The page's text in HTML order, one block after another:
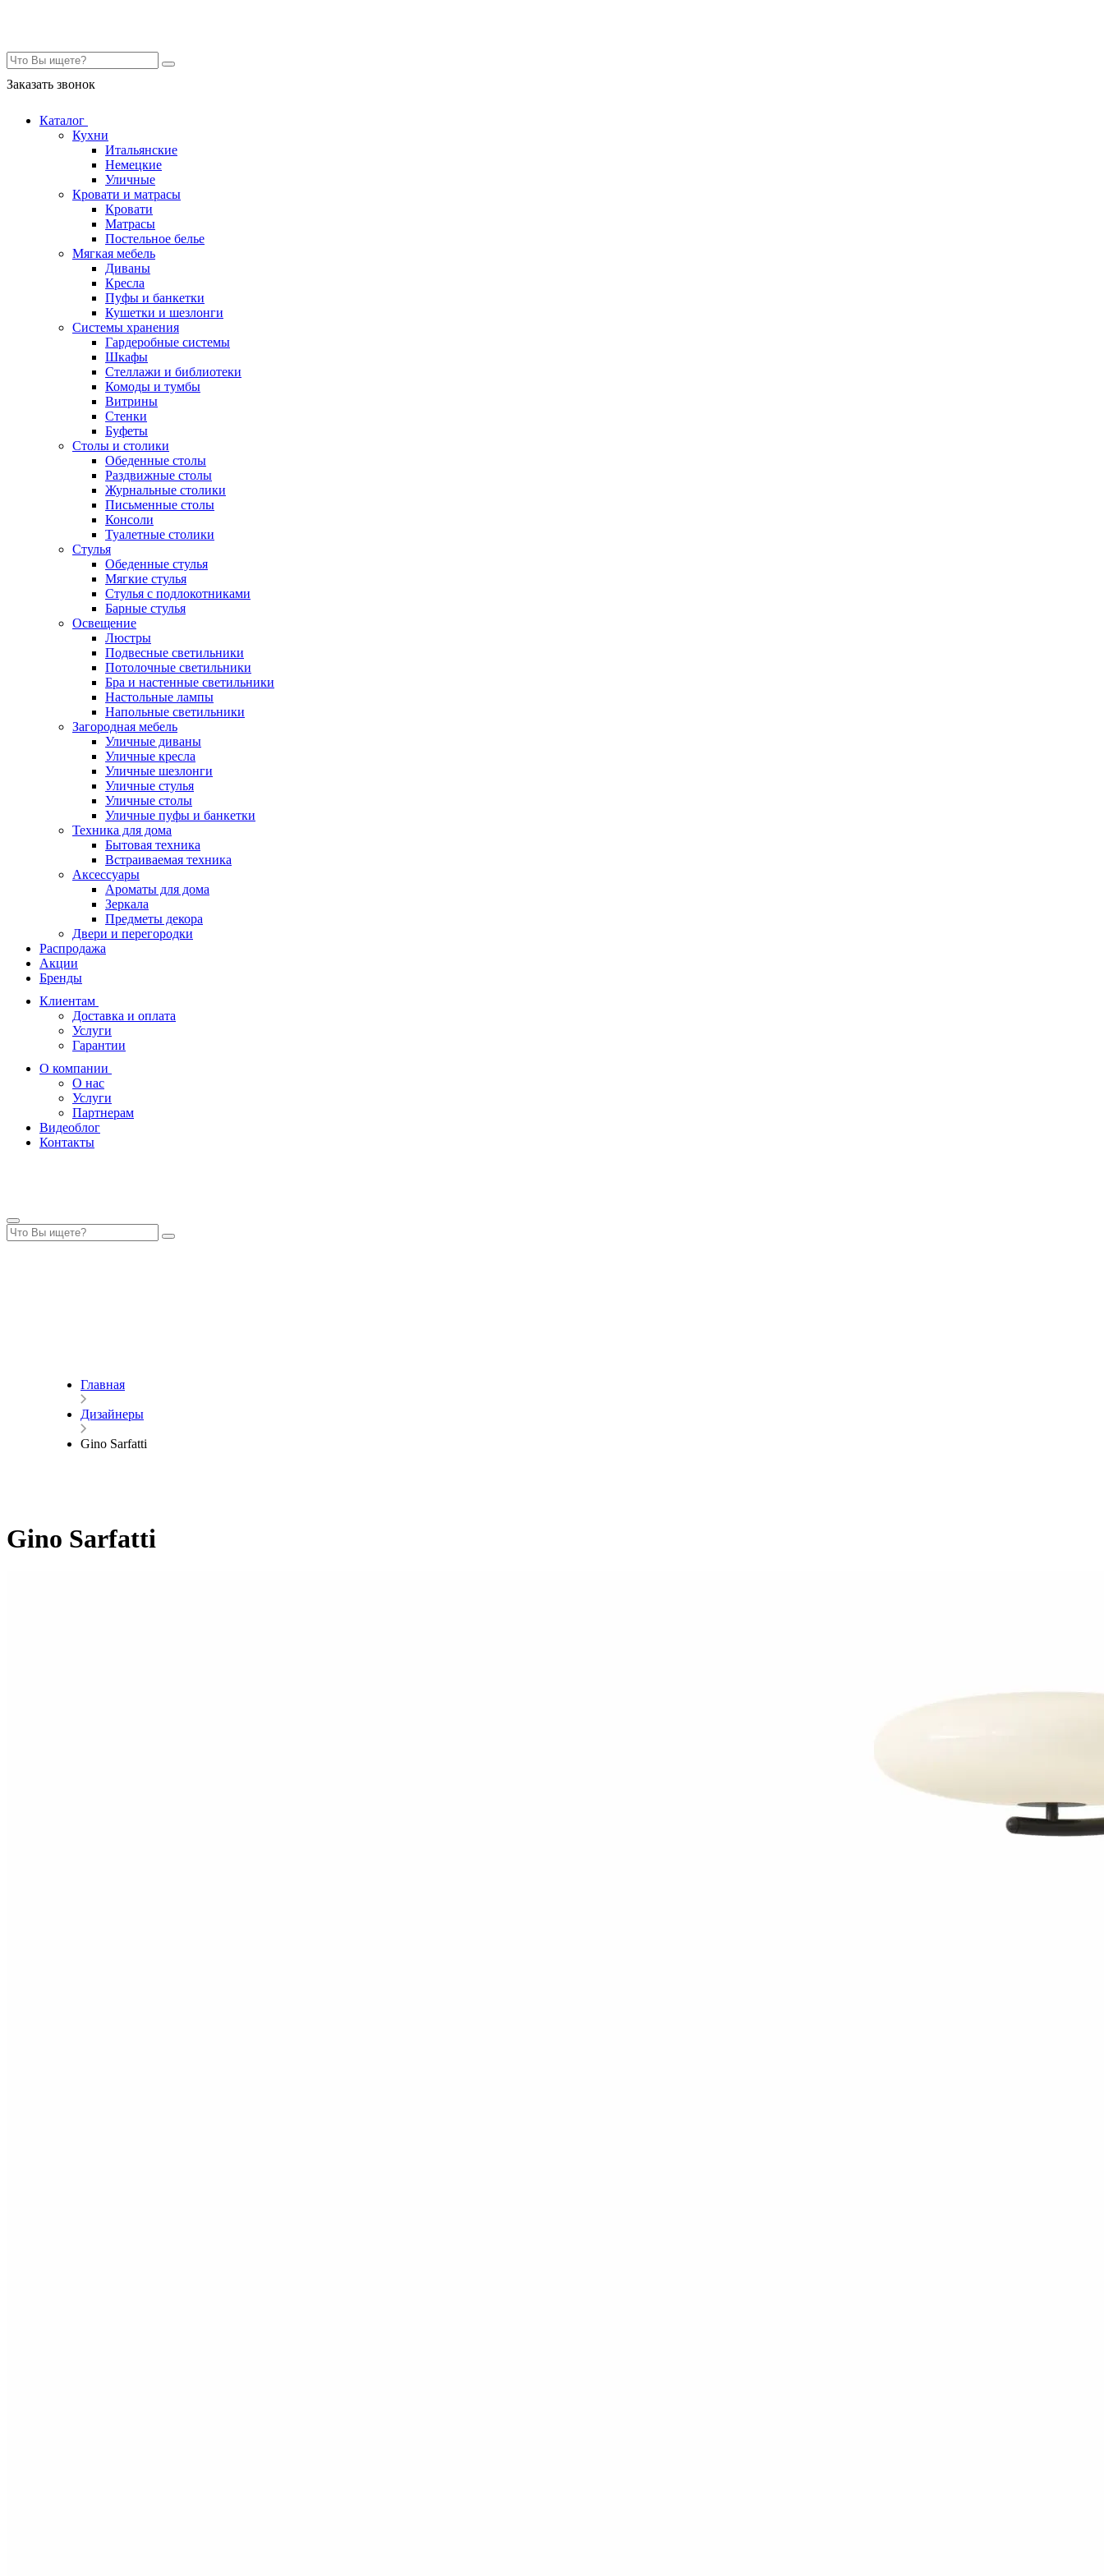
Заказать звонок
Каталог
Кухни
Итальянские
Немецкие
Уличные
Кровати и матрасы
Кровати
Матрасы
Постельное белье
Мягкая мебель
Диваны
Кресла
Пуфы и банкетки
Кушетки и шезлонги
Системы хранения
Гардеробные системы
Шкафы
Стеллажи и библиотеки
Комоды и тумбы
Витрины
Стенки
Буфеты
Столы и столики
Обеденные столы
Раздвижные столы
Журнальные столики
Письменные столы
Консоли
Туалетные столики
Стулья
Обеденные стулья
Мягкие стулья
Стулья с подлокотниками
Барные стулья
Освещение
Люстры
Подвесные светильники
Потолочные светильники
Бра и настенные светильники
Настольные лампы
Напольные светильники
Загородная мебель
Уличные диваны
Уличные кресла
Уличные шезлонги
Уличные стулья
Уличные столы
Уличные пуфы и банкетки
Техника для дома
Бытовая техника
Встраиваемая техника
Аксессуары
Ароматы для дома
Зеркала
Предметы декора
Двери и перегородки
Распродажа
Акции
Бренды
Клиентам
Доставка и оплата
Услуги
Гарантии
О компании
О нас
Услуги
Партнерам
Видеоблог
Контакты
Главная
Дизайнеры
Gino Sarfatti
Gino Sarfatti